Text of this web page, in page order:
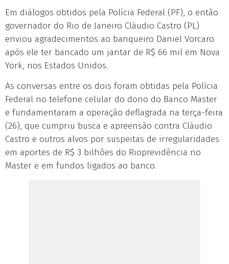
Em diálogos obtidos pela Polícia Federal (PF), o então
governador do Rio de Janeiro Cláudio Castro (PL)
enviou agradecimentos ao banqueiro Daniel Vorcaro
após ele ter bancado um jantar de R$ 66 mil em Nova
York, nos Estados Unidos.
As conversas entre os dois foram obtidas pela Polícia
Federal no telefone celular do dono do Banco Master
e fundamentaram a operação deflagrada na terça-feira
(26), que cumpriu busca e apreensão contra Cláudio
Castro e outros alvos por suspeitas de irregularidades
em aportes de R$ 3 bilhões do Rioprevidência no
Master e em fundos ligados ao banco.